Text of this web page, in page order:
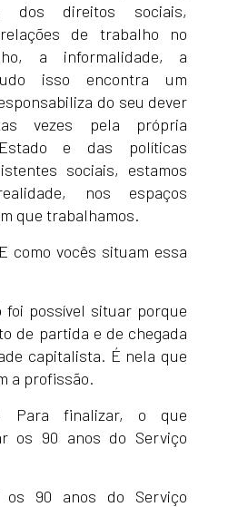
dos direitos sociais,
de trabalho no
a informalidade, a
isso encontra um
do seu dever
vezes pela própria
e das políticas
sociais, estamos
nos espaços
que trabalhamos.
como vocês situam essa
foi possível situar porque
de partida e de chegada
capitalista. É nela que
a profissão.
Para finalizar, o que
os 90 anos do Serviço
os 90 anos do Serviço